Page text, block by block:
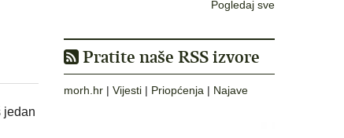
jedan
Pogledaj sve
Pratite naše RSS izvore
morh.hr | Vijesti | Priopćenja | Najave